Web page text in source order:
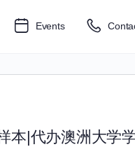
Events
本|代办澳洲大学